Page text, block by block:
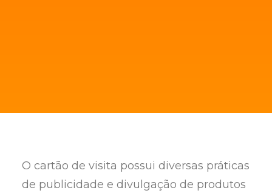
O cartão de visita possui diversas práticas
de publicidade e divulgação de produtos